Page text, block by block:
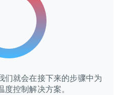
们就会在接下来的步骤中为
度控制解决方案。